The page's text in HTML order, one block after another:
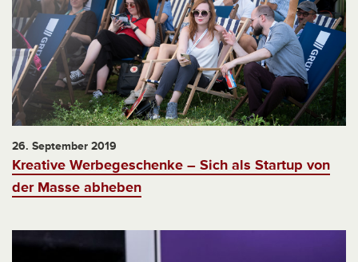
26. September 2019
Kreative Werbegeschenke – Sich als Startup von
der Masse abheben